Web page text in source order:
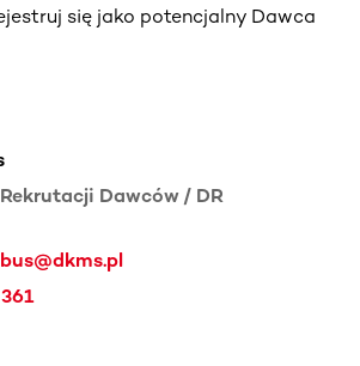
się jako potencjalny Dawca
Dawców / DR